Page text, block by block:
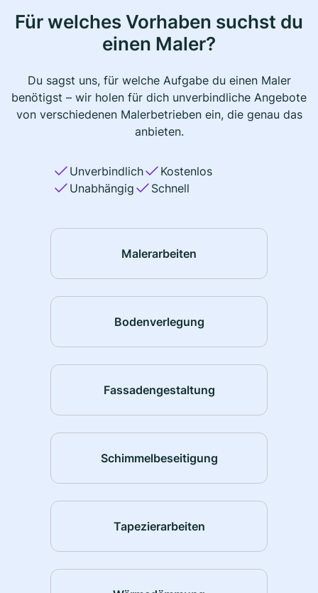
Für welches Vorhaben suchst du
einen Maler?
Du sagst uns, für welche Aufgabe du einen Maler
benötigst – wir holen für dich unverbindliche Angebote
von verschiedenen Malerbetrieben ein, die genau das
anbieten.
Unverbindlich
Kostenlos
Unabhängig
Schnell
Malerarbeiten
Bodenverlegung
Fassadengestaltung
Schimmelbeseitigung
Tapezierarbeiten